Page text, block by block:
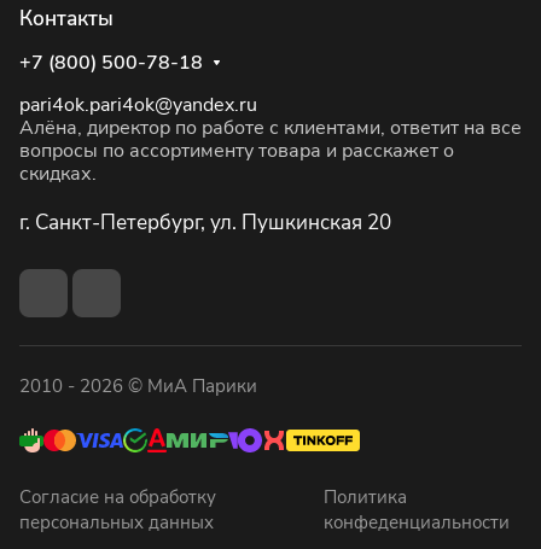
Контакты
+7 (800) 500-78-18
pari4ok.pari4ok@yandex.ru
Алёна, директор по работе с клиентами, ответит на все
вопросы по ассортименту товара и расскажет о
скидках.
г. Санкт-Петербург, ул. Пушкинская 20
2010 - 2026 © МиА Парики
Согласие на обработку
персональных данных
Политика
конфеденциальности